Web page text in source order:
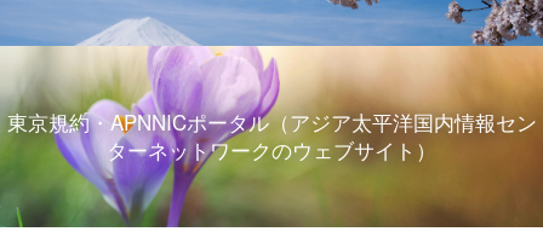
東京規約・APNNICポータル（アジア太平洋国内情報セン
ターネットワークのウェブサイト）